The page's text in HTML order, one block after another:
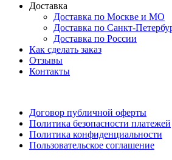
Доставка
Доставка по Москве и МО
Доставка по Санкт-
Доставка по России
Как сделать заказ
Отзывы
Контакты
Договор публичной оферты
Политика безопасности платежей
Политика конфиденциальности
Пользовательское соглашение